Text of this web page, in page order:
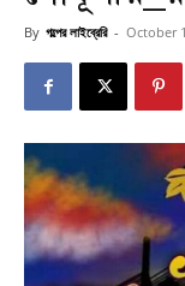
By গল্পের লাইব্রেরি - October